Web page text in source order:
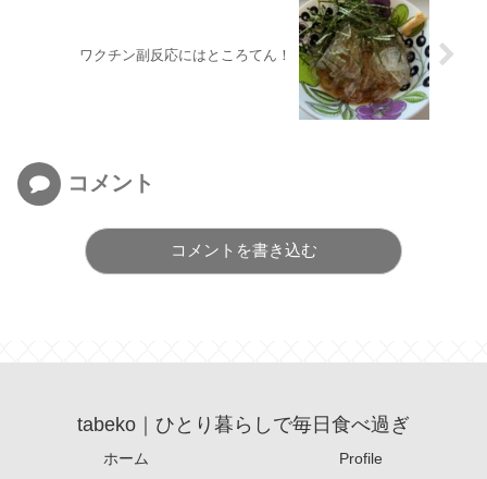
ワクチン副反応にはところてん！
コメント
コメントを書き込む
tabeko｜ひとり暮らしで毎日食べ過ぎ
ホーム
Profile